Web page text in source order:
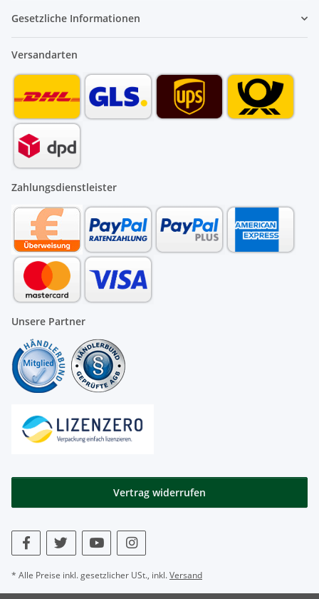
Gesetzliche Informationen
Versandarten
Zahlungsdienstleister
Unsere Partner
Vertrag widerrufen
* Alle Preise inkl. gesetzlicher USt., inkl.Versand